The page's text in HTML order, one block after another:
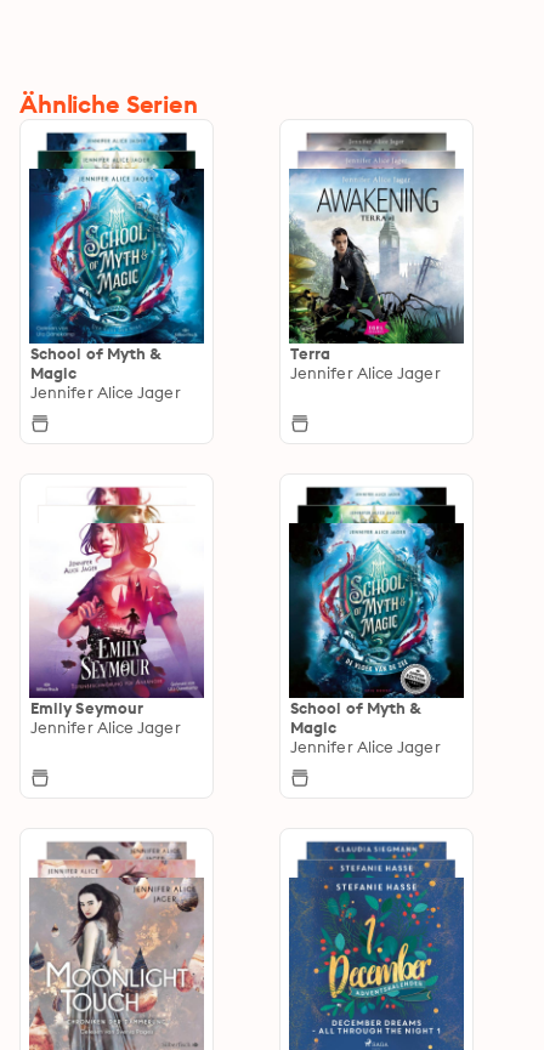
Ähnliche Serien
School of Myth &
Magic
Jennifer Alice Jager
Terra
Jennifer Alice Jager
Emily Seymour
Jennifer Alice Jager
School of Myth &
Magic
Jennifer Alice Jager